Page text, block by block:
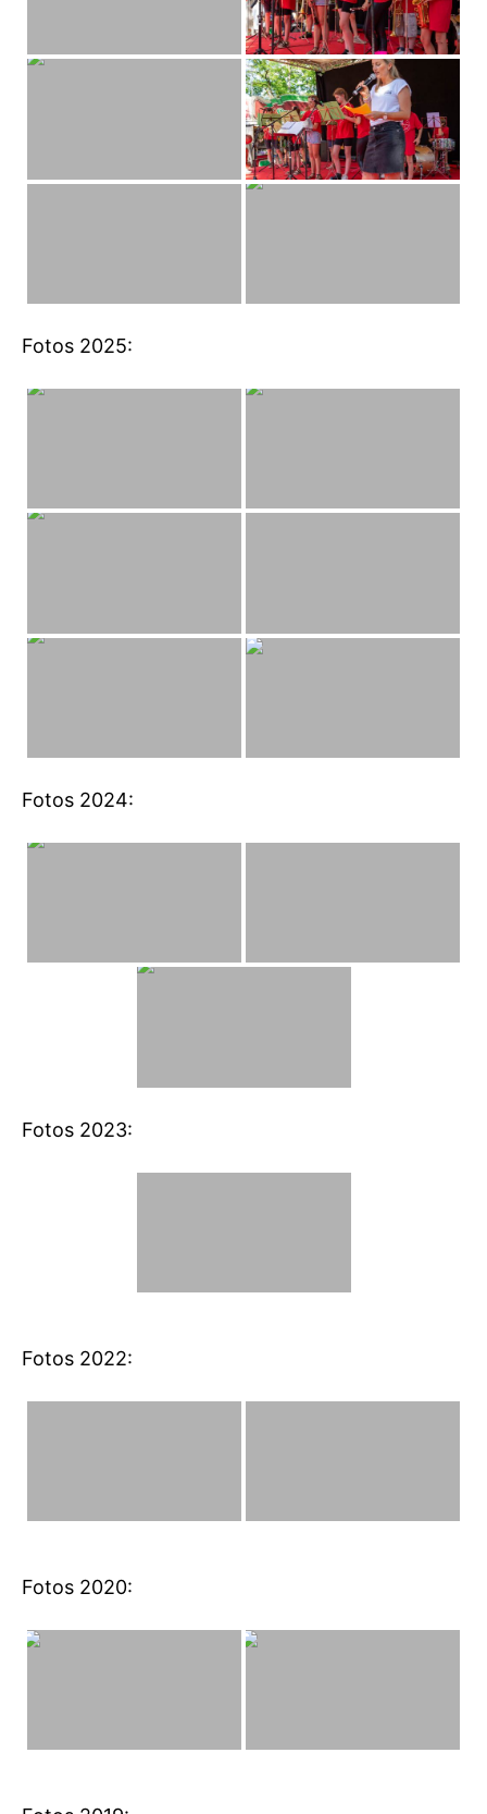
Fotos 2025:
Fotos 2024:
Fotos 2023:
Fotos 2022:
Fotos 2020: